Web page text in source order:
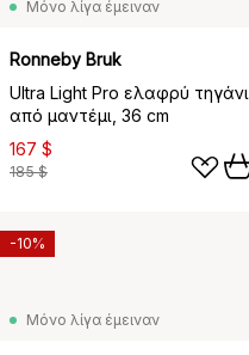
Μόνο λίγα έμειναν
Ronneby Bruk
Ultra Light Pro ελαφρύ τηγάνι
από μαντέμι, 36 cm
167 $
185 $
Μόνο λίγα έμειναν
-10%